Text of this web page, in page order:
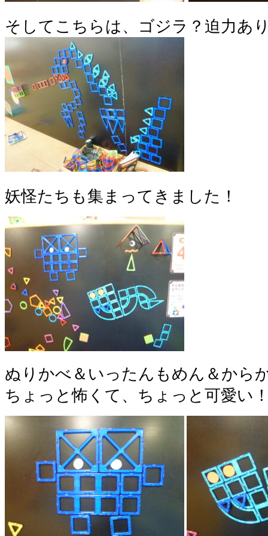
そしてこちらは、ゴジラ？迫力あ
妖怪たちも集まってきました！
ぬりかべ＆いったんもめん＆から
ちょっと怖くて、ちょっと可愛い